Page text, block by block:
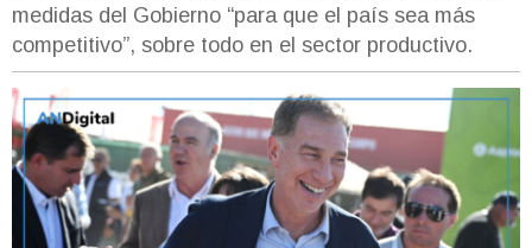
medidas del Gobierno “para que el país sea más
competitivo”, sobre todo en el sector productivo.